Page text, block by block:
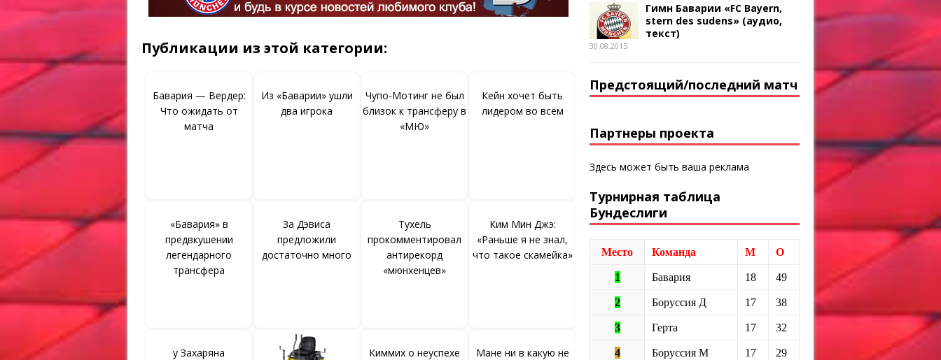
Публикации из этой категории:
Бавария — Вердер:
Что ожидать от
матча
Из «Баварии» ушли
два игрока
Чупо-Мотинг не был
близок к трансферу в
«МЮ»
Кейн хочет быть
лидером во всём
«Бавария» в
предвкушении
легендарного
трансфера
За Дэвиса
предложили
достаточно много
Тухель
прокомментировал
антирекорд
«мюнхенцев»
Ким Мин Джэ:
«Раньше я не знал,
что такое скамейка»
у Захаряна
Киммих о неуспехе
Мане ни в какую не
Гимн Баварии «FC Bayern,
stern des sudens» (аудио,
текст)
30.08.2015
Предстоящий/последний матч
Партнеры проекта
Здесь может быть ваша реклама
Турнирная таблица
Бундеслиги
Место Команда М О
1 Бавария 18 49
2 Боруссия Д 17 38
3 Герта 17 32
4 Боруссия М 17 29